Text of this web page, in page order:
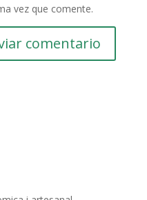
vez que comente.